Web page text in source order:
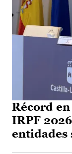
Récord
IRPF
entidades